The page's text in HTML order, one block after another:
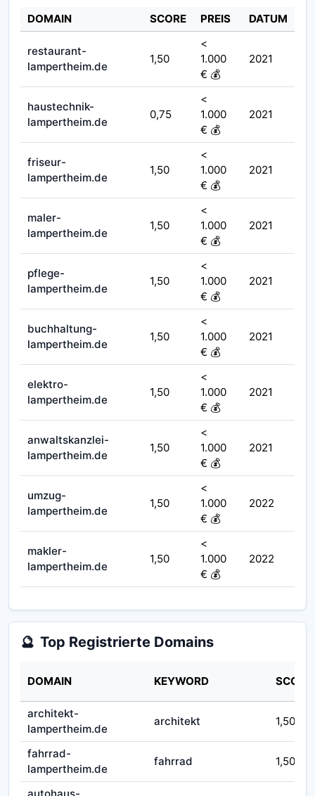
DOMAIN SCORE PREIS DATUM
restaurant-
lampertheim.de
1,50
<
1.000
€ 💰
2021
haustechnik-
lampertheim.de
0,75
<
1.000
€ 💰
2021
friseur-
lampertheim.de
1,50
<
1.000
€ 💰
2021
maler-
lampertheim.de
1,50
<
1.000
€ 💰
2021
pflege-
lampertheim.de
1,50
<
1.000
€ 💰
2021
buchhaltung-
lampertheim.de
1,50
<
1.000
€ 💰
2021
elektro-
lampertheim.de
1,50
<
1.000
€ 💰
2021
anwaltskanzlei-
lampertheim.de
1,50
<
1.000
€ 💰
2021
umzug-
lampertheim.de
1,50
<
1.000
€ 💰
2022
makler-
lampertheim.de
1,50
<
1.000
€ 💰
2022
🔮 Top Registrierte Domains
DOMAIN KEYWORD SCORE
architekt-
lampertheim.de
architekt 1,50
fahrrad-
lampertheim.de
fahrrad 1,50